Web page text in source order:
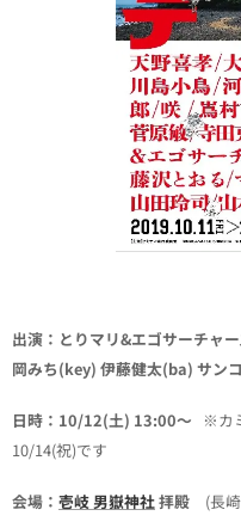
出演：とりマリ&エゴサーチャ
岡みち(key) 伊藤健太(ba) サン
日時：10/12(土) 13:00〜
※カ
10/14(祝)です
会場： 壱岐 男嶽神社拝殿 (長